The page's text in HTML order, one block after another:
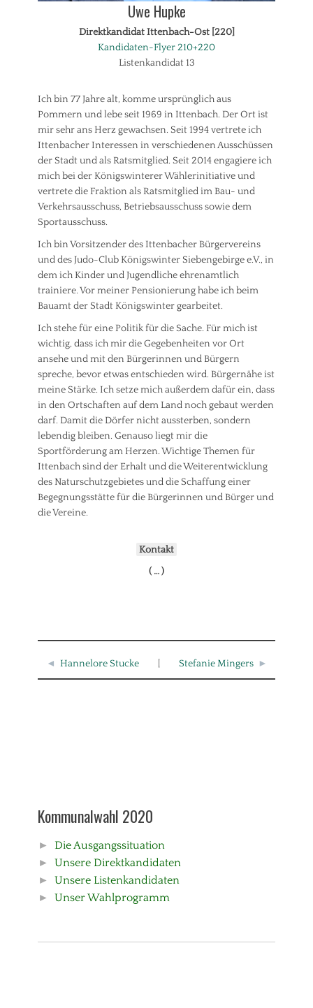
Uwe Hupke
Direktkandidat Ittenbach-Ost [220]
Kandidaten-Flyer 210+220
Listenkandidat 13
Ich bin 77 Jahre alt, komme ursprünglich aus
Pommern und lebe seit 1969 in Ittenbach. Der Ort ist
mir sehr ans Herz gewachsen. Seit 1994 vertrete ich
Ittenbacher Interessen in verschiedenen Ausschüssen
der Stadt und als Ratsmitglied. Seit 2014 engagiere ich
mich bei der Königswinterer Wählerinitiative und
vertrete die Fraktion als Ratsmitglied im Bau- und
Verkehrsausschuss, Betriebsausschuss sowie dem
Sportausschuss.
Ich bin Vorsitzender des Ittenbacher Bürgervereins
und des Judo-Club Königswinter Siebengebirge e.V., in
dem ich Kinder und Jugendliche ehrenamtlich
trainiere. Vor meiner Pensionierung habe ich beim
Bauamt der Stadt Königswinter gearbeitet.
Ich stehe für eine Politik für die Sache. Für mich ist
wichtig, dass ich mir die Gegebenheiten vor Ort
ansehe und mit den Bürgerinnen und Bürgern
spreche, bevor etwas entschieden wird. Bürgernähe ist
meine Stärke. Ich setze mich außerdem dafür ein, dass
in den Ortschaften auf dem Land noch gebaut werden
darf. Damit die Dörfer nicht aussterben, sondern
lebendig bleiben. Genauso liegt mir die
Sportförderung am Herzen. Wichtige Themen für
Ittenbach sind der Erhalt und die Weiterentwicklung
des Naturschutzgebietes und die Schaffung einer
Begegnungsstätte für die Bürgerinnen und Bürger und
die Vereine.
Kontakt
( … )
◄ Hannelore Stucke| Stefanie Mingers ►
Kommunalwahl 2020
►
Die Ausgangssituation
►
Unsere Direktkandidaten
►
Unsere Listenkandidaten
►
Unser Wahlprogramm